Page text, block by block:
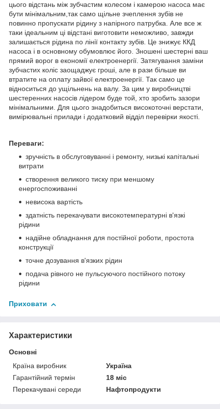
цього відстань між зубчастим колесом і камерою насоса має
бути мінімальним,так само щільне зчеплення зубів не
повинно пропускати рідину з напірного патрубка. Але все ж
таки ідеальним ці відстані виготовити неможливо, завжди
залишається рідина по лінії контакту зубів. Це знижує ККД
насоса і в основному обумовлює його. Зношені шестерні ваш
прямий ворог в економії електроенергії. Затягування заміни
зубчастих коліс заощаджує гроші, але в рази більше ви
втратите на оплату зайвої електроенергії. Так само це
відноситься до ущільнень на валу. За цим у виробництві
шестеренних насосів лідером буде той, хто зробить зазори
мінімальними. Для цього знадобиться високоточні верстати,
вимірювальні прилади і додатковий відділ перевірки якості.
Переваги:
зручність в обслуговуванні і ремонту, низькі капітальні
витрати
створення великого тиску при меншому
енергоспоживанні
невисока вартість
здатність перекачувати високотемпературні в'язкі
рідини
надійне обладнання для постійної роботи, простота
конструкції
точне дозування в'язких рідин
подача рівного не пульсуючого постійного потоку
рідини
Приховати
Характеристики
Основні
Країна виробник
Україна
Гарантійний термін
18 міс
Перекачувані середи
Нафтопродукти